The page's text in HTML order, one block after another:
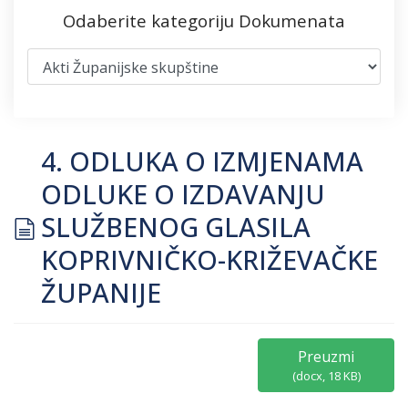
Odaberite kategoriju Dokumenata
document
4. ODLUKA O IZMJENAMA
ODLUKE O IZDAVANJU
SLUŽBENOG GLASILA
KOPRIVNIČKO-KRIŽEVAČKE
ŽUPANIJE
Preuzmi
(docx, 18 KB)